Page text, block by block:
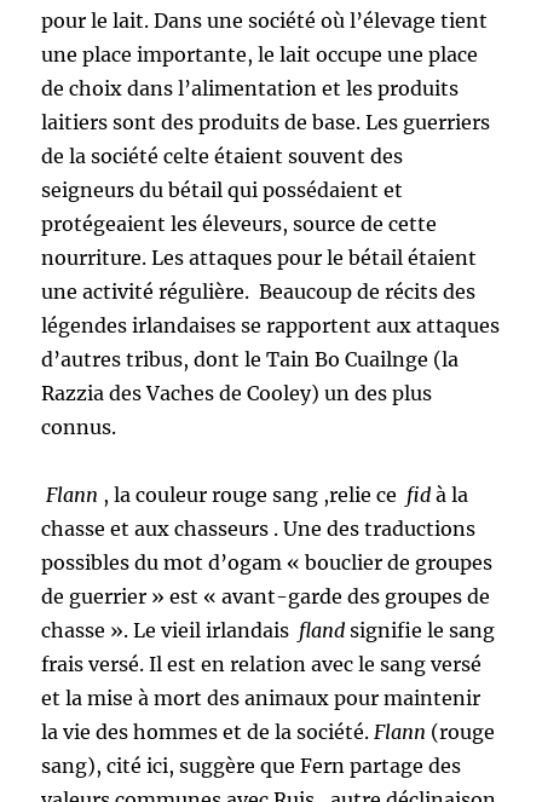
pour le lait. Dans une société où l’élevage tient
une place importante, le lait occupe une place
de choix dans l’alimentation et les produits
laitiers sont des produits de base. Les guerriers
de la société celte étaient souvent des
seigneurs du bétail qui possédaient et
protégeaient les éleveurs, source de cette
nourriture. Les attaques pour le bétail étaient
une activité régulière. Beaucoup de récits des
légendes irlandaises se rapportent aux attaques
d’autres tribus, dont le Tain Bo Cuailnge (la
Razzia des Vaches de Cooley) un des plus
connus.
Flann , la couleur rouge sang ,relie ce fidà la
chasse et aux chasseurs . Une des traductions
possibles du mot d’ogam « bouclier de groupes
de guerrier » est « avant-garde des groupes de
chasse ». Le vieil irlandais fland signifie le sang
frais versé. Il est en relation avec le sang versé
et la mise à mort des animaux pour maintenir
la vie des hommes et de la société. Flann (rouge
sang), cité ici, suggère que Fern partage des